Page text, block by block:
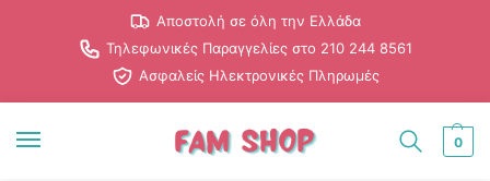
Αποστολή σε όλη την Ελλάδα
Τηλεφωνικές Παραγγελίες στο 210 244 8561
Ασφαλείς Ηλεκτρονικές Πληρωμές
0